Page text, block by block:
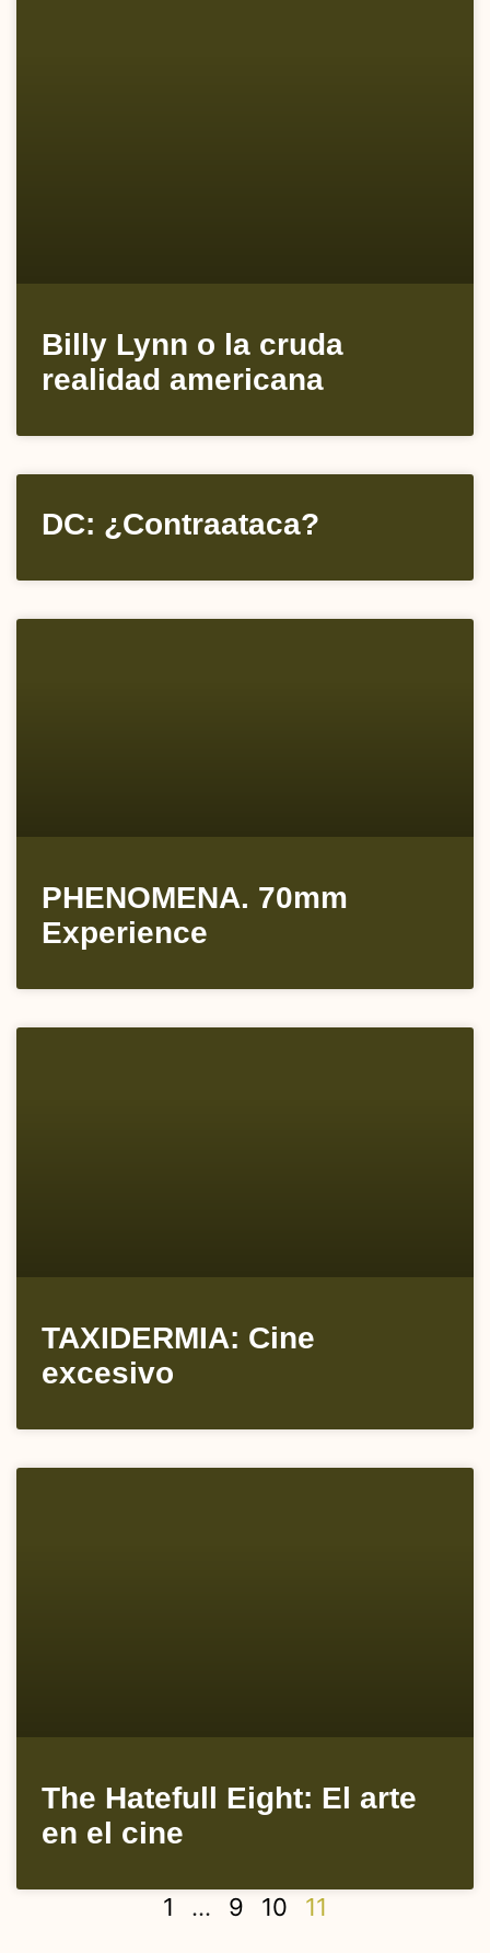
Billy Lynn o la cruda
realidad americana
DC: ¿Contraataca?
PHENOMENA. 70mm
Experience
TAXIDERMIA: Cine
excesivo
The Hatefull Eight: El arte
en el cine
1 … 9 10 11